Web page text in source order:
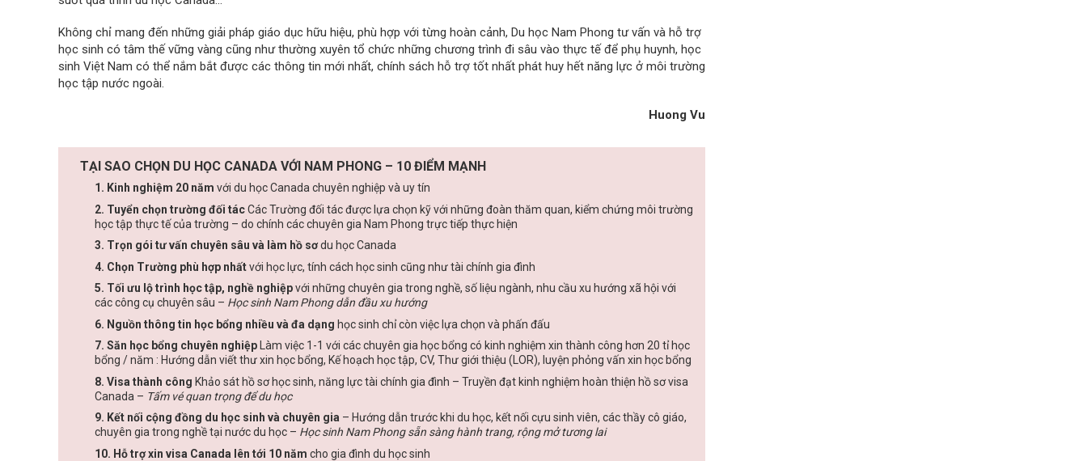
Không chỉ mang đến những giải pháp giáo dục hữu hiệu, phù hợp với từng hoàn cảnh, Du học Nam Phong tư vấn và hỗ trợ
học sinh có tâm thế vững vàng cũng như thường xuyên tổ chức những chương trình đi sâu vào thực tế để phụ huynh, học
sinh Việt Nam có thể nắm bắt được các thông tin mới nhất, chính sách hỗ trợ tốt nhất phát huy hết năng lực ở môi trường
học tập nước ngoài.
Huong Vu
TẠI SAO CHỌN DU HỌC CANADA VỚI NAM PHONG – 10 ĐIỂM MẠNH
1. Kinh nghiệm 20 năm với du học Canada chuyên nghiệp và uy tín
2. Tuyển chọn trường đối tácCác Trường đối tác được lựa chọn kỹ với những đoàn thăm quan, kiểm chứng môi trường
học tập thực tế của trường – do chính các chuyên gia Nam Phong trực tiếp thực hiện
3. Trọn gói tư vấn chuyên sâu và làm hồ sơdu học Canada
4. Chọn Trường phù hợp nhấtvới học lực, tính cách học sinh cũng như tài chính gia đình
5. Tối ưu lộ trình học tập, nghề nghiệpvới những chuyên gia trong nghề, số liệu ngành, nhu cầu xu hướng xã hội với
các công cụ chuyên sâu – Học sinh Nam Phong dẫn đầu xu hướng
6. Nguồn thông tin học bổng nhiều và đa dạng học sinh chỉ còn việc lựa chọn và phấn đấu
7. Săn học bổng chuyên nghiệp Làm việc 1-1 với các chuyên gia học bổng có kinh nghiệm xin thành công hơn 20 tỉ học
bổng / năm : Hướng dẫn viết thư xin học bổng, Kế hoạch học tập, CV, Thư giới thiệu (LOR), luyện phỏng vấn xin học bổng
8. Visa thành công Khảo sát hồ sơ học sinh, năng lực tài chính gia đình – Truyền đạt kinh nghiệm hoàn thiện hồ sơ visa
Canada – Tấm vé quan trọng để du học
9. Kết nối cộng đồng du học sinh và chuyên gia – Hướng dẫn trước khi du học, kết nối cựu sinh viên, các thầy cô giáo,
chuyên gia trong nghề tại nước du học – Học sinh Nam Phong sẵn sàng hành trang, rộng mở tương lai
10. Hỗ trợ xin visa Canada lên tới 10 năm cho gia đình du học sinh